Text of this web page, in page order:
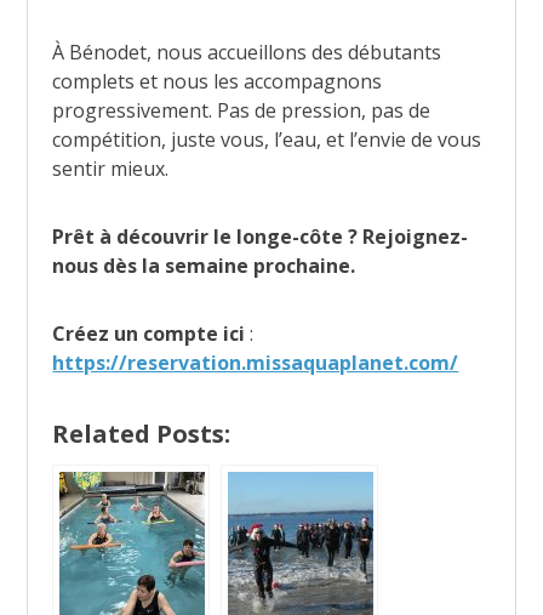
À Bénodet, nous accueillons des débutants
complets et nous les accompagnons
progressivement. Pas de pression, pas de
compétition, juste vous, l’eau, et l’envie de vous
sentir mieux.
Prêt à découvrir le longe-côte ? Rejoignez-
nous dès la semaine prochaine.
Créez un compte ici:
https://reservation.missaquaplanet.com/
Related Posts: